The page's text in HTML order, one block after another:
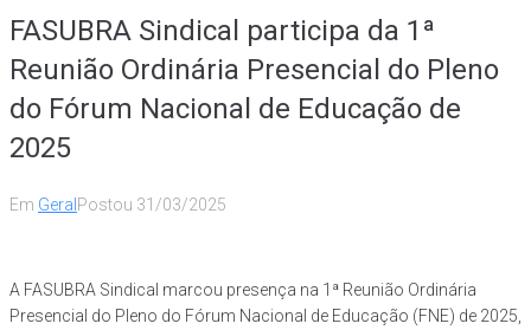
FASUBRA Sindical participa da 1ª
Reunião Ordinária Presencial do Pleno
do Fórum Nacional de Educação de
2025
Em Geral Postou 31/03/2025
A FASUBRA Sindical marcou presença na 1ª Reunião Ordinária
Presencial do Pleno do Fórum Nacional de Educação (FNE) de 2025,